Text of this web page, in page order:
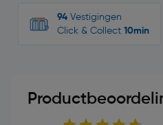
94 Vestigingen
Click & Collect 10min